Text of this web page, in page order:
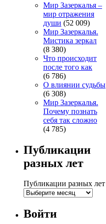
Мир Зазеркалья –
мир отражения
души (52 009)
Мир Зазеркалья.
Мистика зеркал
(8 380)
Что происходит
после того как
(6 786)
О влиянии судьбы
(6 308)
Мир Зазеркалья.
Почему познать
себя так сложно
(4 785)
Публикации
разных лет
Публикации разных лет
Войти